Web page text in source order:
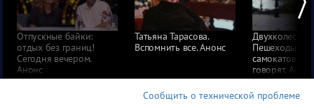
Отпускные байки:
отдых без границ!
Сегодня вечером.
Анонс
Татьяна Тарасова.
Вспомнить все. Анонс
Двухколесная
Пешеходы
самокатов.
говорят. Анонс
Сообщить о технической проблеме